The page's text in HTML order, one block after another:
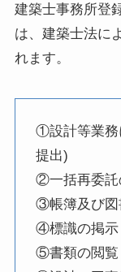
建築士事務所登
は、建築士法に
れます。
①設計等業務
提出)
②一括再委託
③帳簿及び図
④標識の掲示
⑤書類の閲覧